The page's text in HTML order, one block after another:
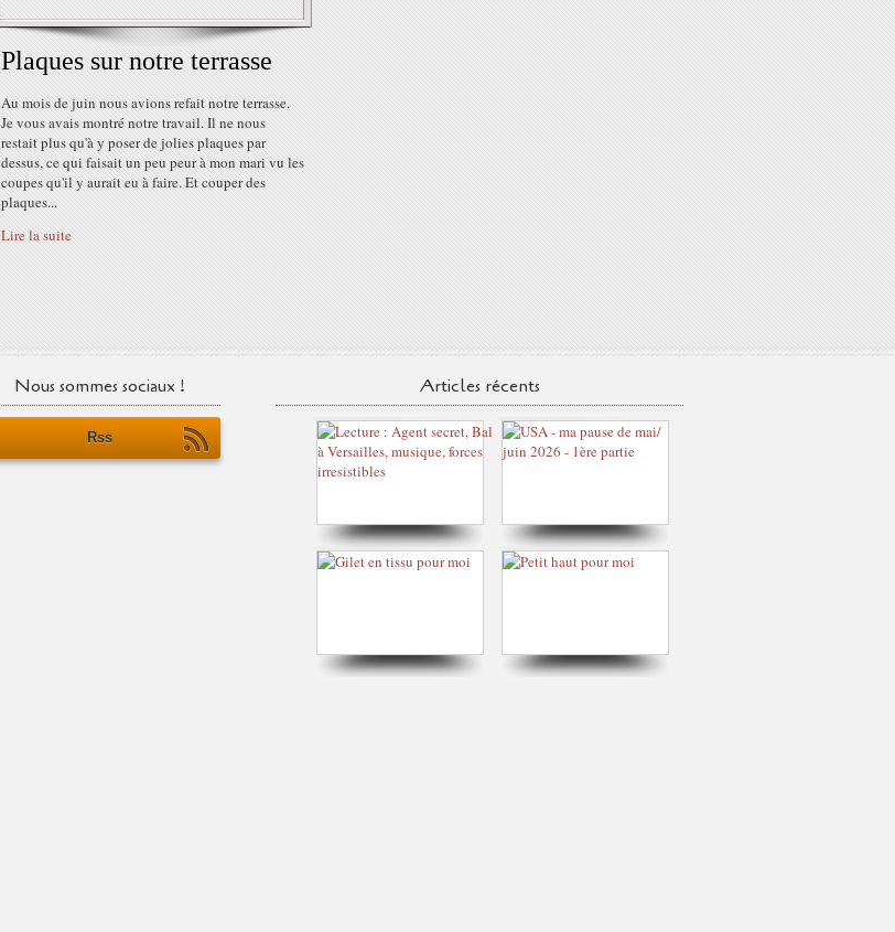
Plaques sur notre terrasse
Au mois de juin nous avions refait notre terrasse.
Je vous avais montré notre travail. Il ne nous
restait plus qu'à y poser de jolies plaques par
dessus, ce qui faisait un peu peur à mon mari vu les
coupes qu'il y aurait eu à faire. Et couper des
plaques...
Lire la suite
Nous sommes sociaux !
Rss
Articles récents